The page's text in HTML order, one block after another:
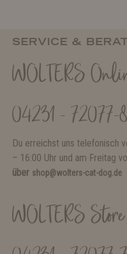
SERVICE &
WOLTERS
04231 - 72077-
Du erreichst uns telefonisch
– 16:00 Uhr und am Freitag
über shop@wolters-cat-dog.de
WOLTERS Store